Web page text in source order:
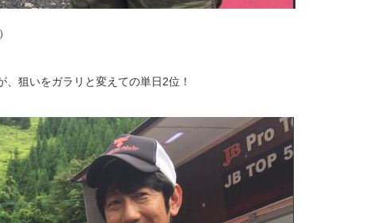
、狙いをガラリと変えての単日2位！